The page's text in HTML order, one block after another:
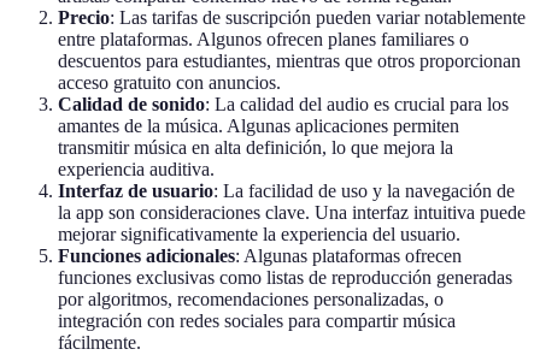
Precio: Las tarifas de suscripción pueden variar notablemente
entre plataformas. Algunos ofrecen planes familiares o
descuentos para estudiantes, mientras que otros proporcionan
acceso gratuito con anuncios.
Calidad de sonido: La calidad del audio es crucial para los
amantes de la música. Algunas aplicaciones permiten
transmitir música en alta definición, lo que mejora la
experiencia auditiva.
Interfaz de usuario: La facilidad de uso y la navegación de
la app son consideraciones clave. Una interfaz intuitiva puede
mejorar significativamente la experiencia del usuario.
Funciones adicionales: Algunas plataformas ofrecen
funciones exclusivas como listas de reproducción generadas
por algoritmos, recomendaciones personalizadas, o
integración con redes sociales para compartir música
fácilmente.